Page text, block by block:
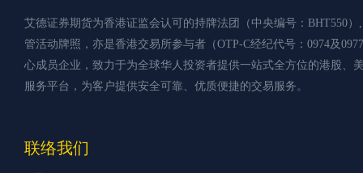
艾德证券期货为香港证监会认可的持牌法团（中央编号：BHT550）
管活动牌照，亦是香港交易所参与者（OTP-C经纪代号：0974及
心成员企业，致力于为全球华人投资者提供一站式全方位的港股、
服务平台，为客户提供安全可靠、优质便捷的交易服务。
联络我们